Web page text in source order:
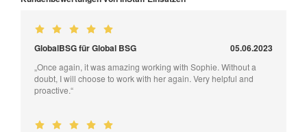
GlobalBSG für Global BSG 05.06.2023
„Once again, it was amazing working with Sophie. Without a
doubt, I will choose to work with her again. Very helpful and
proactive.“